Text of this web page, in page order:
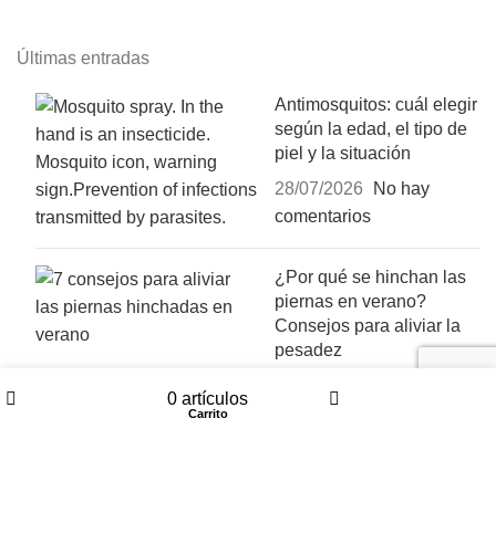
Últimas entradas
Antimosquitos: cuál elegir
según la edad, el tipo de
piel y la situación
28/07/2026
No hay
comentarios
¿Por qué se hinchan las
piernas en verano?
Consejos para aliviar la
pesadez
0 artículos
Carrito